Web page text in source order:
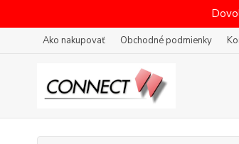
Ako nakupovať Obchodné podmienky